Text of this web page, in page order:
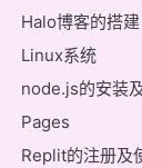
Halo博客的搭建
Linux系统
node.js的安装
Pages
Replit的注册及